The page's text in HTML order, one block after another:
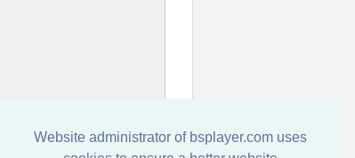
Website administrator of bsplayer.com uses